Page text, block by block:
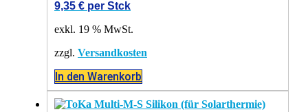
9,35 € per Stck
exkl. 19 % MwSt.
zzgl. Versandkosten
In den Warenkorb